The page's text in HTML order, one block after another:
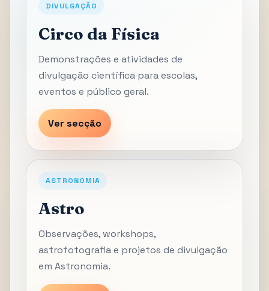
DIVULGAÇÃO
Circo da Física
Demonstrações e atividades de
divulgação científica para escolas,
eventos e público geral.
Ver secção
ASTRONOMIA
Astro
Observações, workshops,
astrofotografia e projetos de divulgação
em Astronomia.